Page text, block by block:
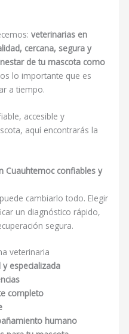
veterinarias en
cercana, segura y
de tu mascota como
lo importante que es
a tiempo.
accesible y
aquí encontrarás la
Cuauhtemoc confiables y
cambiarlo todo. Elegir
un diagnóstico rápido,
segura.
veterinaria
especializada
completo
humano